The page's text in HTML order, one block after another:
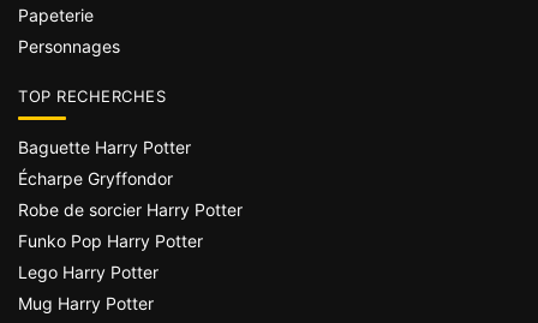
Papeterie
Personnages
TOP RECHERCHES
Baguette Harry Potter
Écharpe Gryffondor
Robe de sorcier Harry Potter
Funko Pop Harry Potter
Lego Harry Potter
Mug Harry Potter